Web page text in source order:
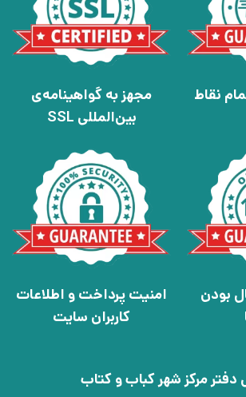
نقاط
مجهز به گواهینامه‌ی
بین‌المللی SSL
بودن
امنیت پرداخت و اطلاعات
کاربران سایت
دفتر مرکز شهر کباب و کتاب